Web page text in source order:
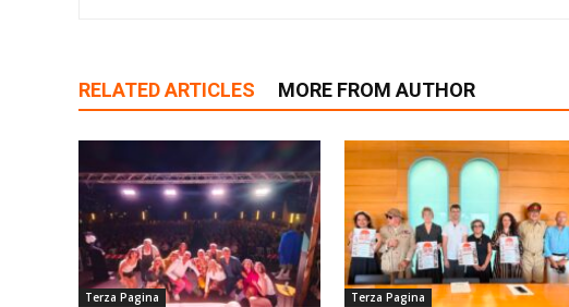
RELATED ARTICLES MORE FROM AUTHOR
Terza Pagina Terza Pagina